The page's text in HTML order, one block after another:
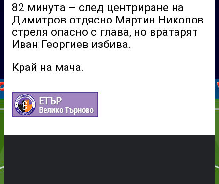
82 минута – след центриране на
Димитров отдясно Мартин Николов
стреля опасно с глава, но вратарят
Иван Георгиев избива.
Край на мача.